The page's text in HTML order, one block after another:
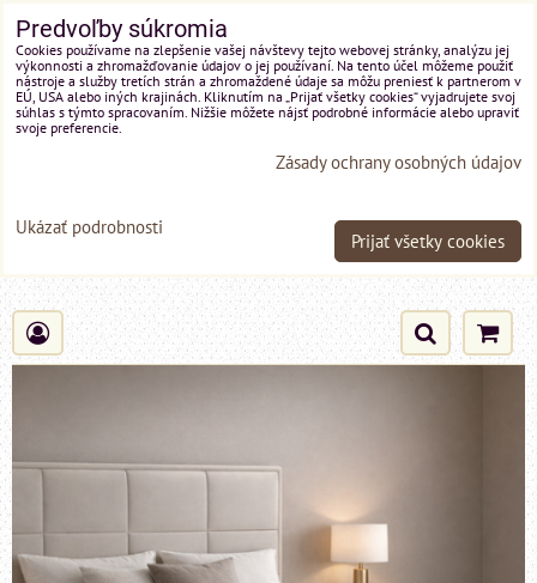
Predvoľby súkromia
Cookies používame na zlepšenie vašej návštevy tejto webovej stránky, analýzu jej
výkonnosti a zhromažďovanie údajov o jej používaní. Na tento účel môžeme použiť
nástroje a služby tretích strán a zhromaždené údaje sa môžu preniesť k partnerom v
EÚ, USA alebo iných krajinách. Kliknutím na „Prijať všetky cookies“ vyjadrujete svoj
súhlas s týmto spracovaním. Nižšie môžete nájsť podrobné informácie alebo upraviť
svoje preferencie.
Zásady ochrany osobných údajov
Ukázať podrobnosti
Prijať všetky cookies